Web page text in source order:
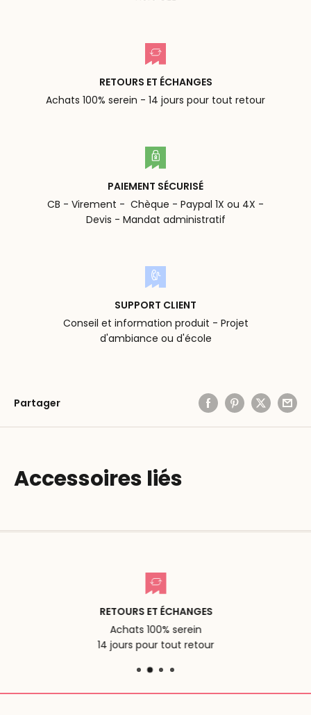
RETOURS ET ÉCHANGES
Achats 100% serein - 14 jours pour tout retour
PAIEMENT SÉCURISÉ
CB - Virement - Chèque - Paypal 1X ou 4X -
Devis - Mandat administratif
SUPPORT CLIENT
Conseil et information produit - Projet
d'ambiance ou d'école
Partager
Accessoires liés
RETOURS ET ÉCHANGES
Achats 100% serein
14 jours pour tout retour